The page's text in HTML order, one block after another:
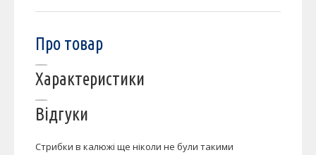
Про товар
Характеристики
Відгуки
Стрибки в калюжі ще ніколи не були такими